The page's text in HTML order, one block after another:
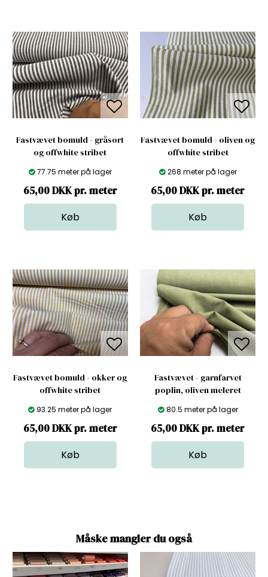
Fastvævet bomuld - gråsort
og offwhite stribet
77.75 meter på lager
65,00 DKK pr. meter
Fastvævet bomuld - oliven og
offwhite stribet
268 meter på lager
65,00 DKK pr. meter
Fastvævet bomuld - okker og
offwhite stribet
93.25 meter på lager
65,00 DKK pr. meter
Fastvævet - garnfarvet
poplin, oliven meleret
80.5 meter på lager
65,00 DKK pr. meter
Måske mangler du også